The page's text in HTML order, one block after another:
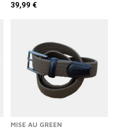
39,99 €
MISE AU GREEN